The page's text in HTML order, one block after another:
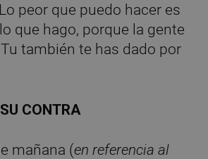
peor que puedo hacer es
que hago, porque la gente
también te has dado por
CONTRA
mañana (en referencia al